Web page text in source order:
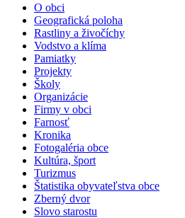
O obci
Geografická poloha
Rastliny a živočíchy
Vodstvo a klíma
Pamiatky
Projekty
Školy
Organizácie
Firmy v obci
Farnosť
Kronika
Fotogaléria obce
Kultúra, šport
Turizmus
Štatistika obyvateľstva obce
Zberný dvor
Slovo starostu